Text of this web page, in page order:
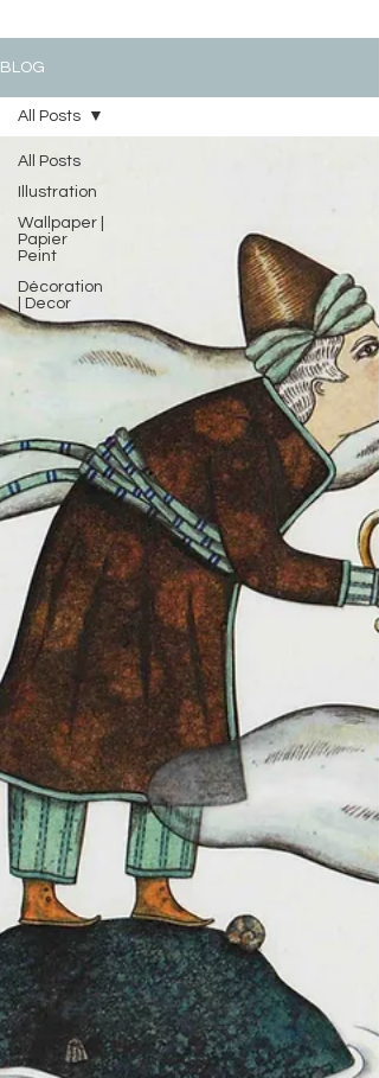
BLOG
All Posts
Illustration
Wallpaper |
Papier
Peint
Décoration
| Decor
All Posts